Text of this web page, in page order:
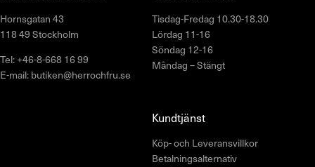
Hornsgatan 43
118 49 Stockholm
Tel: +46-8-668 16 99
E-mail: butiken@herrochfru.se
Tisdag-Fredag 10.30-18.30
Lördag 11-16
Söndag 12-16
Måndag – Stängt
Kundtjänst
Köp- och Leveransvillkor
Betalningsalternativ